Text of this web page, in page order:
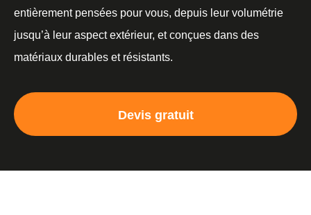
entièrement pensées pour vous, depuis leur volumétrie
jusqu’à leur aspect extérieur, et conçues dans des
matériaux durables et résistants.
Devis gratuit